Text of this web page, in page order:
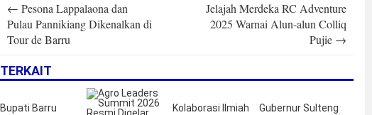
navigation
← Pesona Lappalaona dan
Pulau Pannikiang Dikenalkan di
Tour de Barru
Jelajah Merdeka RC Adventure
2025 Warnai Alun-alun Colliq
Pujie →
TERKAIT
Bupati Barru
Kolaborasi Ilmiah
Gubernur Sulteng